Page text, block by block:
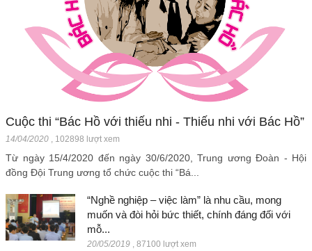
Cuộc thi “Bác Hồ với thiếu nhi - Thiếu nhi với Bác Hồ”
14/04/2020 102898 lượt xem
Từ ngày 15/4/2020 đến ngày 30/6/2020, Trung ương Đoàn - Hội
đồng Đội Trung ương tổ chức cuộc thi “Bá...
“Nghề nghiệp – việc làm” là nhu cầu, mong
muốn và đòi hỏi bức thiết, chính đáng đối với
mỗ...
20/05/2019 87100 lượt xem